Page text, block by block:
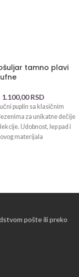
tamno plavi
1.100,00RSD
puplin sa klasičnim
za unikatne dečije
Udobnost, lep pad i
materijala
pošte ili preko